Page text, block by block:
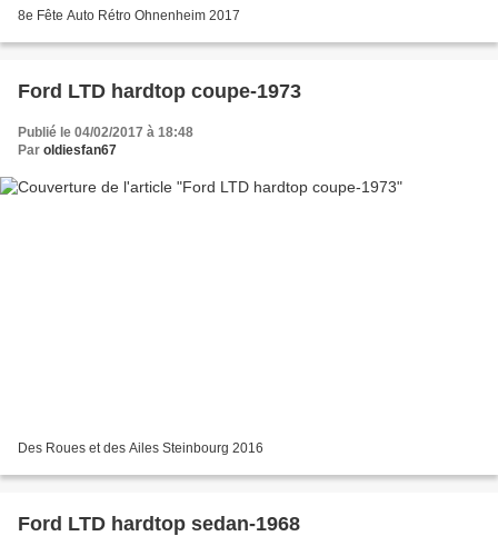
8e Fête Auto Rétro Ohnenheim 2017
Ford LTD hardtop coupe-1973
Publié le 04/02/2017 à 18:48
Par oldiesfan67
Des Roues et des Ailes Steinbourg 2016
Ford LTD hardtop sedan-1968